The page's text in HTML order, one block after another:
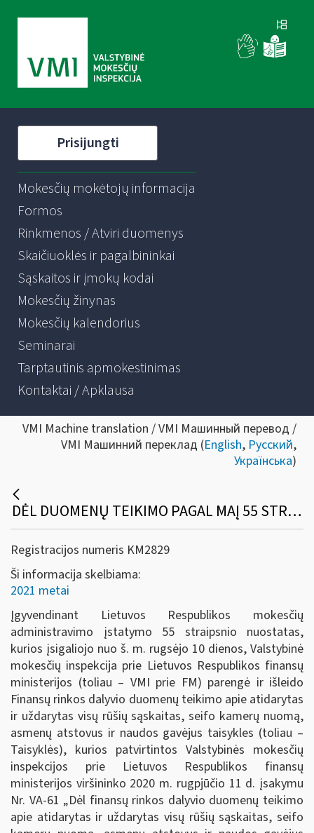
Prisijungti
Mokesčių mokėtojų informacija
Formos
Rinkmenos / Atviri duomenys
Skaičiuoklės ir pagalbininkai
Sąskaitos ir įmokų kodai
Mokesčių žinynas
Mokesčių kalendorius
Seminarai
Tarptautinis apmokestinimas
Kontaktai / Apklausa
VMI Machine translation / VMI Машинный перевод /
VMI Машинний переклад (English, Русский,
Українська)
DĖL DUOMENŲ TEIKIMO PAGAL MAĮ 55 STRAIPSNĮ NUO 2021 M. SAUSIO 1 D.
Registracijos numeris KM2829
Ši informacija skelbiama:
2021 metai
Įgyvendinant Lietuvos Respublikos mokesčių
administravimo įstatymo 55 straipsnio nuostatas,
kurios įsigaliojo nuo š. m. rugsėjo 10 dienos, Valstybinė
mokesčių inspekcija prie Lietuvos Respublikos finansų
ministerijos (toliau – VMI prie FM) parengė ir išleido
Finansų rinkos dalyvio duomenų teikimo apie atidarytas
ir uždarytas visų rūšių sąskaitas, seifo kamerų nuomą,
asmenų atstovus ir naudos gavėjus taisykles (toliau –
Taisyklės), kurios patvirtintos Valstybinės mokesčių
inspekcijos prie Lietuvos Respublikos finansų
ministerijos viršininko 2020 m. rugpjūčio 11 d. įsakymu
Nr. VA-61 „Dėl finansų rinkos dalyvio duomenų teikimo
apie atidarytas ir uždarytas visų rūšių sąskaitas, seifo